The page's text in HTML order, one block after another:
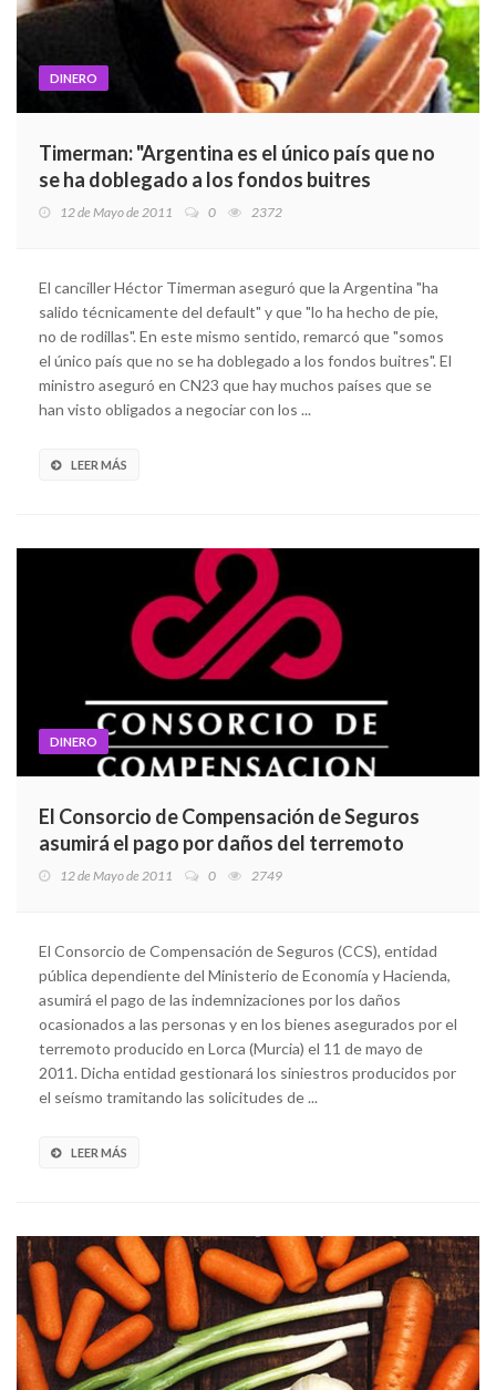
DINERO
Timerman: "Argentina es el único país que no
se ha doblegado a los fondos buitres
12 de Mayo de 2011 0 2372
El canciller Héctor Timerman aseguró que la Argentina "ha
salido técnicamente del default" y que "lo ha hecho de pie,
no de rodillas". En este mismo sentido, remarcó que "somos
el único país que no se ha doblegado a los fondos buitres". El
ministro aseguró en CN23 que hay muchos países que se
han visto obligados a negociar con los ...
LEER MÁS
DINERO
El Consorcio de Compensación de Seguros
asumirá el pago por daños del terremoto
12 de Mayo de 2011 0 2749
El Consorcio de Compensación de Seguros (CCS), entidad
pública dependiente del Ministerio de Economía y Hacienda,
asumirá el pago de las indemnizaciones por los daños
ocasionados a las personas y en los bienes asegurados por el
terremoto producido en Lorca (Murcia) el 11 de mayo de
2011. Dicha entidad gestionará los siniestros producidos por
el seísmo tramitando las solicitudes de ...
LEER MÁS